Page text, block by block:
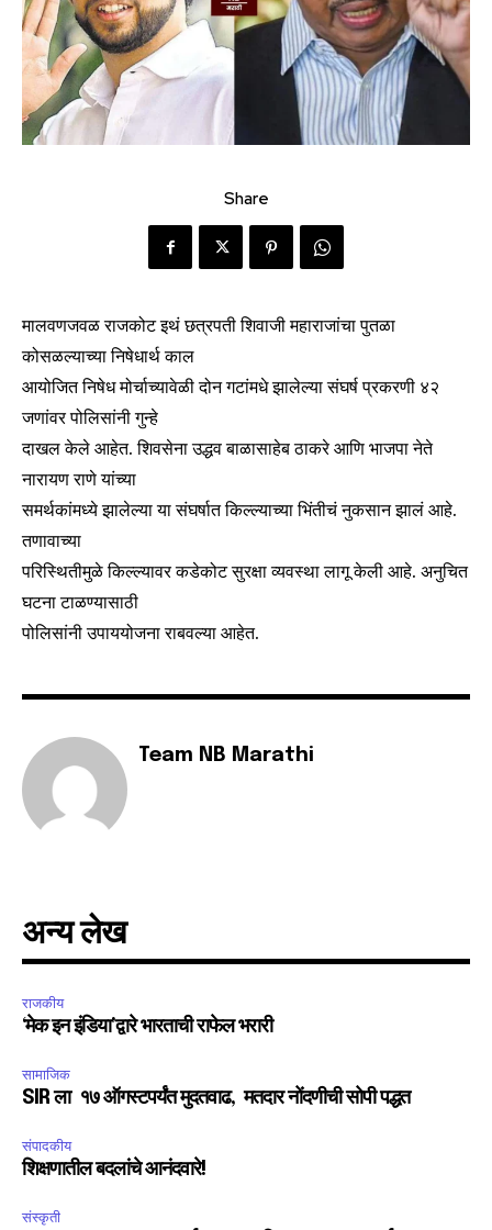
Join our community of
SUBSCRIBERS and be part of the
conversation.
I've read and accept the
6,300 32,111
Share
मालवणजवळ राजकोट इथं छत्रपती शिवाजी महाराजांचा पुतळा
कोसळल्याच्या निषेधार्थ काल
आयोजित निषेध मोर्चाच्यावेळी दोन गटांमधे झालेल्या संघर्ष प्रकरणी ४२
जणांवर पोलिसांनी गुन्हे
दाखल केले आहेत. शिवसेना उद्धव बाळासाहेब ठाकरे आणि भाजपा नेते
नारायण राणे यांच्या
समर्थकांमध्ये झालेल्या या संघर्षात किल्ल्याच्या भिंतीचं नुकसान झालं आहे.
तणावाच्या
परिस्थितीमुळे किल्ल्यावर कडेकोट सुरक्षा व्यवस्था लागू केली आहे. अनुचित
घटना टाळण्यासाठी
पोलिसांनी उपाययोजना राबवल्या आहेत.
Team NB Marathi
अन्य लेख
राजकीय
‘मेक इन इंडिया’द्वारे भारताची राफेल भरारी
सामाजिक
SIR ला १७ ऑगस्टपर्यंत मुदतवाढ, मतदार नोंदणीची सोपी पद्धत
संपादकीय
शिक्षणातील बदलांचे आनंदवारे!
संस्कृती